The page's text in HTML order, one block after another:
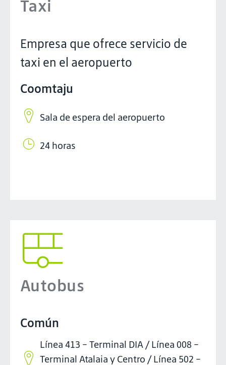
Taxi
Empresa que ofrece servicio de
taxi en el aeropuerto
Coomtaju
Sala de espera del aeropuerto
24 horas
Autobus
Común
Línea 413 - Terminal DIA / Línea 008 -
Terminal Atalaia y Centro / Línea 502 -